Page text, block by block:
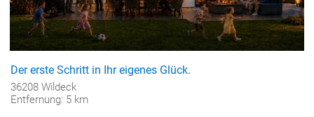
Der erste Schritt in Ihr eigenes Glück.
36208 Wildeck
Entfernung: 5 km